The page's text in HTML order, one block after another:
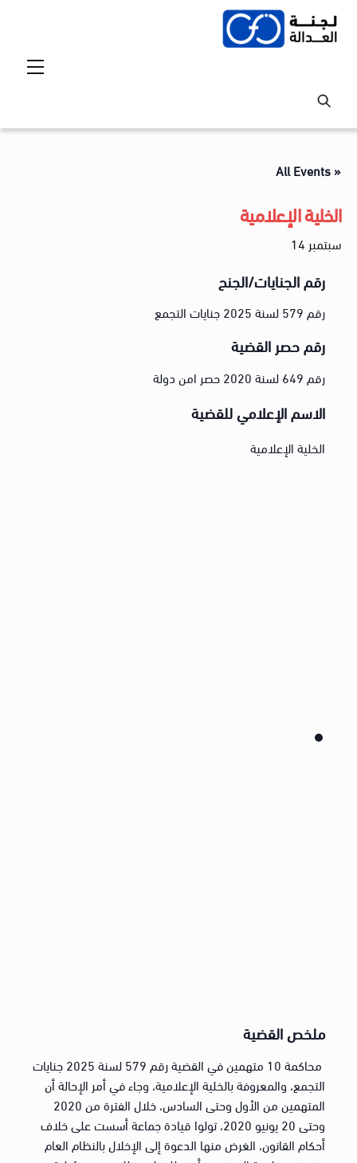
Skip
« All Events
الخلية الإعلامية
سبتمبر 14
رقم الجنايات/الجنح
رقم 579 لسنة 2025 جنايات التجمع
رقم حصر القضية
رقم 649 لسنة 2020 حصر امن دولة
الاسم الإعلامي للقضية
الخلية الإعلامية
ملخص القضية
محاكمة 10 متهمين في القضية رقم 579 لسنة 2025 جنايات
التجمع، والمعروفة بالخلية الإعلامية، وجاء في أمر الإحالة أن
المتهمين من الأول وحتى السادس، خلال الفترة من 2020
وحتى 20 يونيو 2020، تولوا قيادة جماعة أسست على خلاف
أحكام القانون، الغرض منها الدعوة إلى الإخلال بالنظام العام